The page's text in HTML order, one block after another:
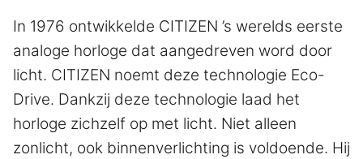
In 1976 ontwikkelde CITIZEN ’s werelds eerste
analoge horloge dat aangedreven word door
licht. CITIZEN noemt deze technologie Eco-
Drive. Dankzij deze technologie laad het
horloge zichzelf op met licht. Niet alleen
zonlicht, ook binnenverlichting is voldoende. Hij